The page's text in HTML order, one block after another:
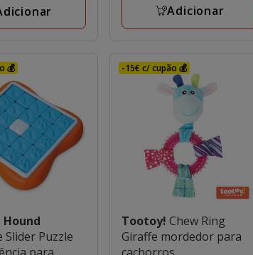
Adicionar
💰
Slider Puzzle
-15€ c/ cupão 💰
Tootoy! Chew Ring
Giraffe mordedor para